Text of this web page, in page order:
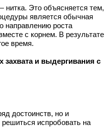
нитка. Это объясняется тем,
является обычная
направлению роста
с корнем. В результате
время.
захвата и выдергивания с
достоинств, но и
испробовать на